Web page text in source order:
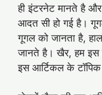
ही इंटरनेट मानते है और
आदत सी हो गई है।
गूगल को जानता है,
जानते है। खैर, हम इस
इस आर्टिकल के